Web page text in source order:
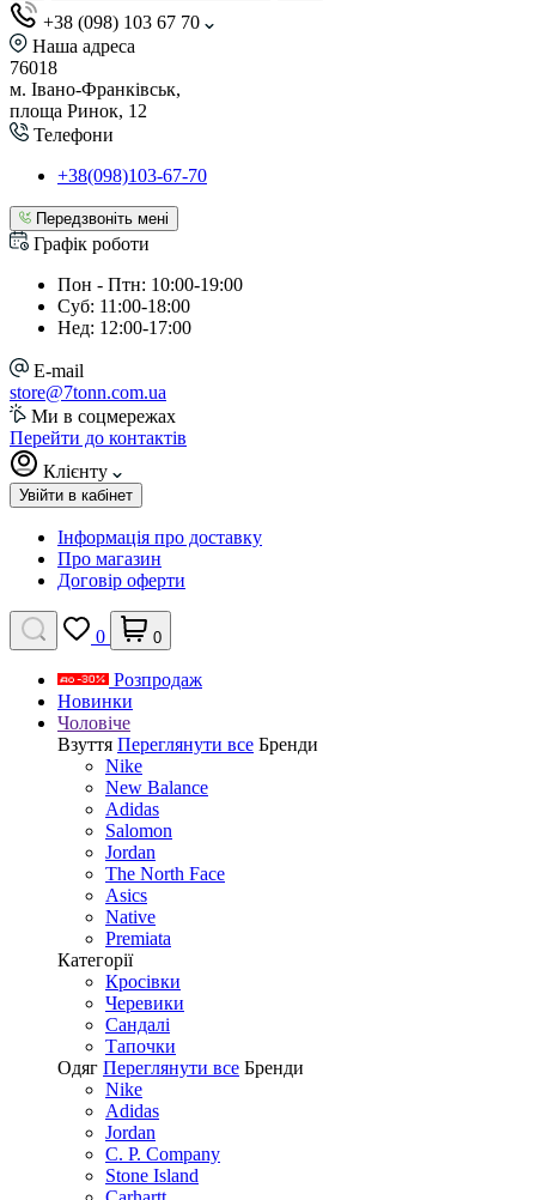
+38 (098) 103 67 70
Наша адреса
76018
м. Івано-Франківськ,
площа Ринок, 12
Телефони
+38(098)103-67-70
Передзвоніть мені
Графік роботи
Пон - Птн: 10:00-19:00
Суб: 11:00-18:00
Нед: 12:00-17:00
E-mail
store@7tonn.com.ua
Ми в соцмережах
Перейти до контактів
Клієнту
Увійти в кабінет
Інформація про доставку
Про магазин
Договір оферти
0 0
Розпродаж
Новинки
Чоловіче
Взуття Переглянути все Бренди
Nike
New Balance
Adidas
Salomon
Jordan
The North Face
Asics
Native
Premiata
Категорії
Кросівки
Черевики
Сандалі
Tапочки
Одяг Переглянути все Бренди
Nike
Adidas
Jordan
C. P. Company
Stone Island